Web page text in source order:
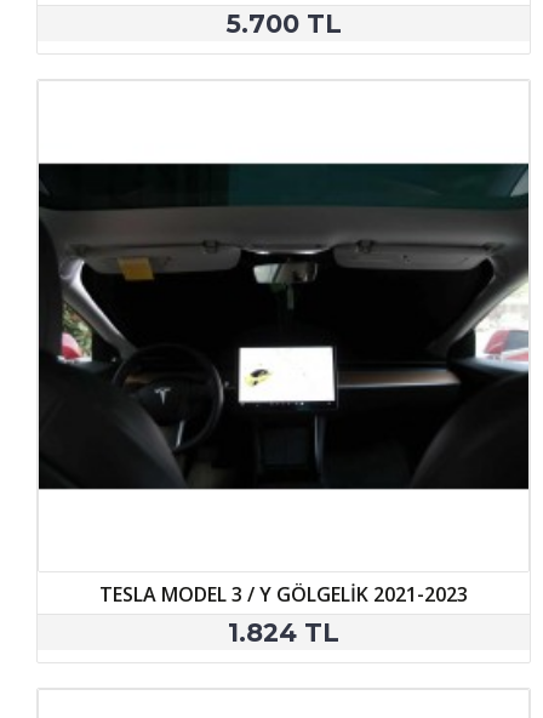
5.700 TL
TESLA MODEL 3 / Y GÖLGELİK 2021-2023
1.824 TL